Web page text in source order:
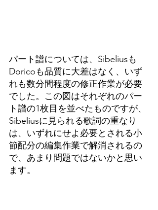
パート譜については、Sibeliusも
Doricoも品質に大差はなく、いず
れも数分間程度の修正作業が必要
でした。この図はそれぞれのパー
ト譜の1枚目を並べたものですが、
Sibeliusに見られる歌詞の重なり
は、いずれにせよ必要とされる小
節配分の編集作業で解消されるの
で、あまり問題ではないかと思い
ます。